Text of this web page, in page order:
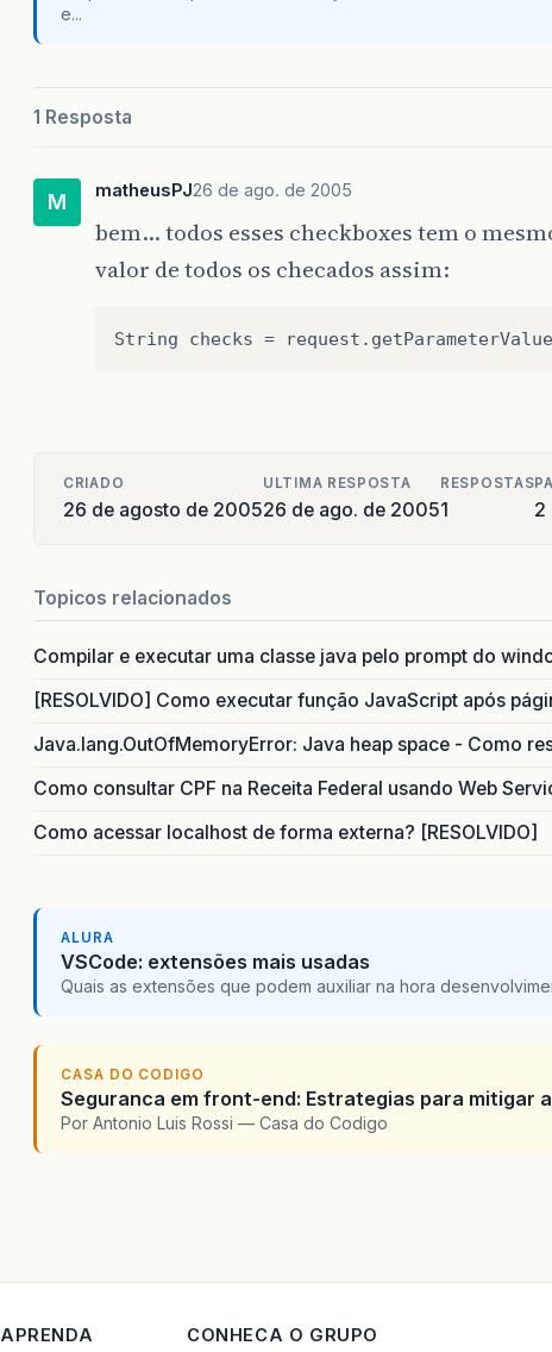
e...
1 Resposta
M matheusPJ26 de ago. de 2005
bem… todos esses checkboxes tem o
valor de todos os checados assim:
CRIADO
26 de agosto de 2005
ULTIMA RESPOSTA
26 de ago. de 2005
RESPOSTAS
1 2
Topicos relacionados
Compilar e executar uma classe java pelo prompt do
[RESOLVIDO] Como executar função JavaScript após
Java.lang.OutOfMemoryError: Java heap space - Como
Como consultar CPF na Receita Federal usando Web
Como acessar localhost de forma externa? [RESOLVIDO]
ALURA
VSCode: extensões mais usadas
Quais as extensões que podem auxiliar na hora
CASA DO CODIGO
Seguranca em front-end: Estrategias para mitigar
Por Antonio Luis Rossi — Casa do Codigo
APRENDA CONHECA O GRUPO